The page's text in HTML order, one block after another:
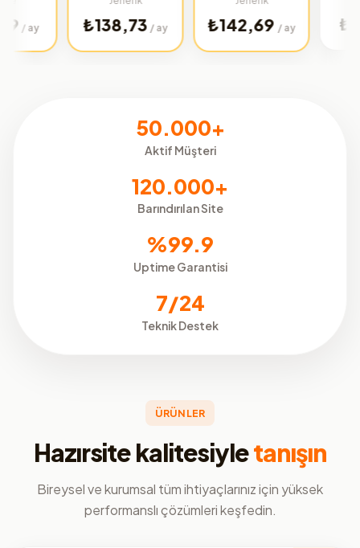
₺138,73 / ay ₺142,69 / ay ₺32,01
50.000+
Aktif Müşteri
120.000+
Barındırılan Site
%99.9
Uptime Garantisi
7/24
Teknik Destek
ÜRÜNLER
Hazırsite kalitesiyletanışın
Bireysel ve kurumsal tüm ihtiyaçlarınız için yüksek
performanslı çözümleri keşfedin.